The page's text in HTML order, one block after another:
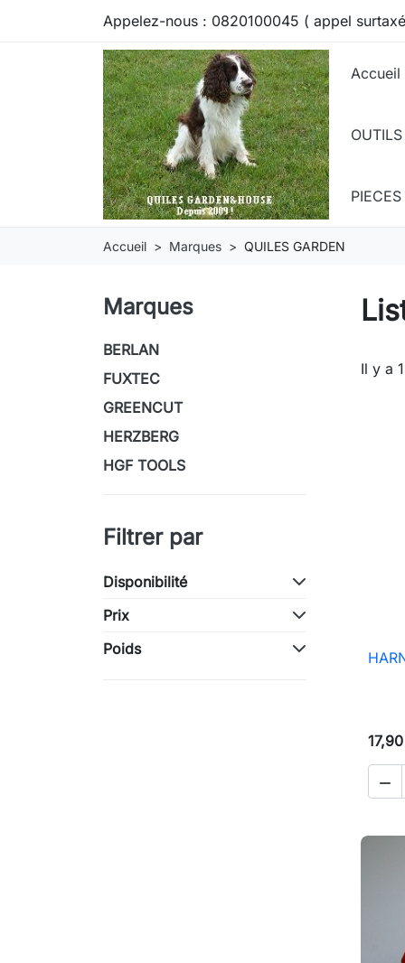
Appelez-nous : 0820100045 ( appel
Accueil
Accueil Marques QUILES GARDEN
Marques
BERLAN
FUXTEC
GREENCUT
HERZBERG
HGF TOOLS
Filtrer par
Disponibilité
Prix
Poids
Il y a
